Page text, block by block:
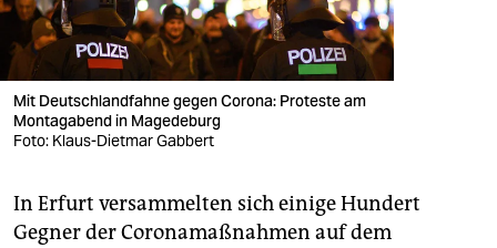
Mit Deutschlandfahne gegen Corona: Proteste am
Montagabend in Magedeburg
Foto: Klaus-Dietmar Gabbert
In Erfurt versammelten sich einige Hundert
Gegner der Coronamaßnahmen auf dem